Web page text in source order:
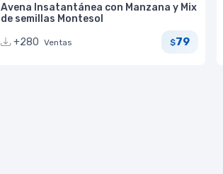
Avena Insatantánea con Manzana y Mix
de semillas Montesol
+280 Ventas $79